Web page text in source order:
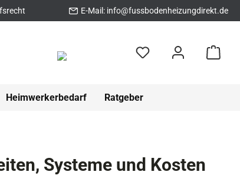
E-Mail: info@fussbodenheizungdirekt.de
Heimwerkerbedarf Ratgeber
Systeme und Kosten